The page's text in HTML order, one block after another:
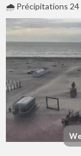
🌧️ Précipitations 24